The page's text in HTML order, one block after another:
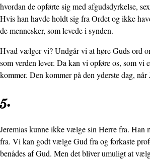
hvordan de opførte sig med afgudsdyrkelse,
Hvis han havde holdt sig fra Ordet og ikke
de mennesker, som levede i synden.
Hvad vælger vi? Undgår vi at høre Guds ord
som verden lever. Da kan vi opføre os, som
kommer. Den kommer på den yderste dag,
5.
Jeremias kunne ikke vælge sin Herre fra. Han
fra. Vi kan godt vælge Gud fra og forkaste
benådes af Gud. Men det bliver umuligt at